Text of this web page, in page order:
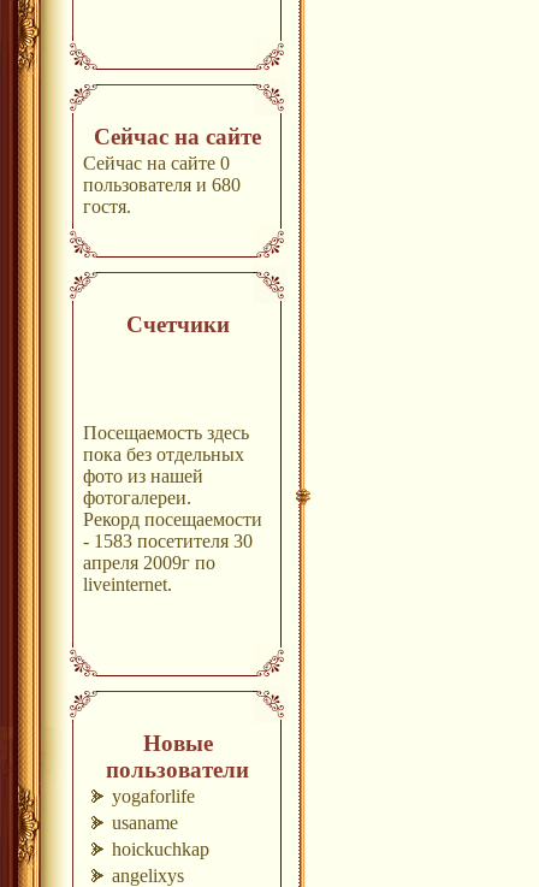
Сейчас на сайте
Сейчас на сайте 0
пользователя и 680
гостя.
Счетчики
Посещаемость здесь
пока без отдельных
фото из нашей
фотогалереи.
Рекорд посещаемости
- 1583 посетителя 30
апреля 2009г по
liveinternet.
Новые
пользователи
yogaforlife
usaname
hoickuchkap
angelixys